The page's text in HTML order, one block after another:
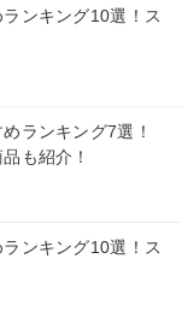
ンキング10選！ス
ランキング7選！
も紹介！
ンキング10選！ス